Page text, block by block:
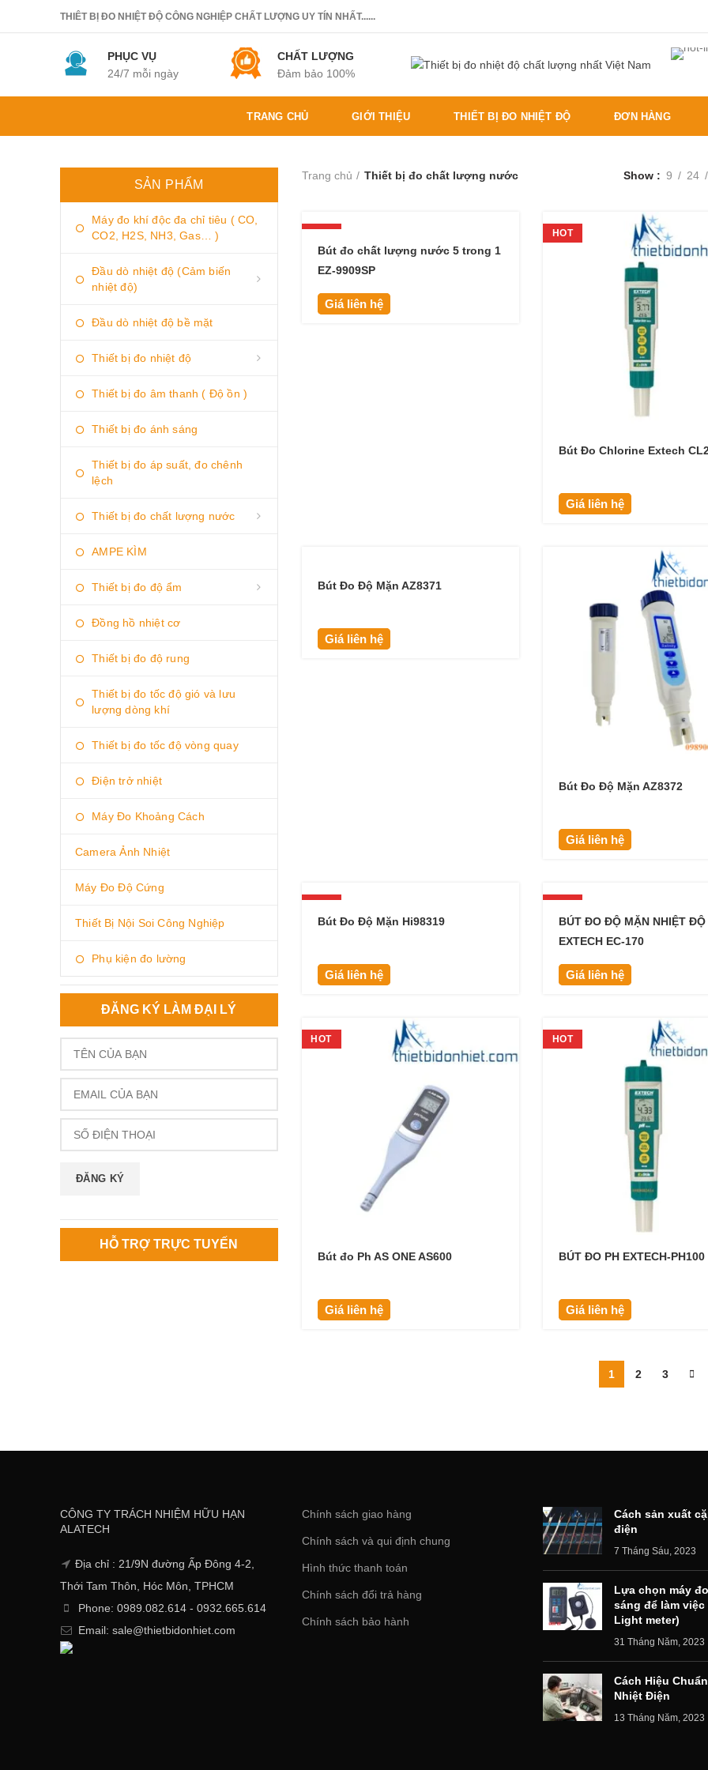
THIÊT BỊ ĐO NHIỆT ĐỘ CÔNG NGHIỆP CHẤT LƯỢNG UY TÍN NHẤT......
PHỤC VỤ
24/7 mỗi ngày
CHẤT LƯỢNG
Đảm bảo 100%
TRANG CHỦ GIỚI THIỆU THIẾT BỊ ĐO NHIỆT ĐỘ ĐƠN HÀNG
Trang chủ Thiết bị đo chất lượng nước Show 9 24
Bút đo chất lượng nước 5 trong 1
EZ-9909SP
Giá liên hệ
HOT
Bút Đo Chlorine Extech
Giá liên hệ
Bút Đo Độ Mặn AZ8371
Giá liên hệ
Bút Đo Độ Mặn AZ8372
Giá liên hệ
Bút Đo Độ Mặn Hi98319
Giá liên hệ
BÚT ĐO ĐỘ MẶN NHIỆT ĐỘ
EXTECH EC-170
Giá liên hệ
HOT
Bút đo Ph AS ONE AS600
Giá liên hệ
HOT
BÚT ĐO PH EXTECH-PH100
Giá liên hệ
1 2 3
SẢN PHẨM
Máy đo khí độc đa chỉ tiêu ( CO,
CO2, H2S, NH3, Gas… )
Đầu dò nhiệt độ (Cảm biến
nhiệt độ)
Đầu dò nhiệt độ bề mặt
Thiết bị đo nhiệt độ
Thiết bị đo âm thanh ( Độ ồn )
Thiết bị đo ánh sáng
Thiết bị đo áp suất, đo chênh
lệch
Thiết bị đo chất lượng nước
AMPE KÌM
Thiết bị đo độ ẩm
Đồng hồ nhiệt cơ
Thiết bị đo độ rung
Thiết bị đo tốc độ gió và lưu
lượng dòng khí
Thiết bị đo tốc độ vòng quay
Điện trở nhiệt
Máy Đo Khoảng Cách
Camera Ảnh Nhiệt
Máy Đo Độ Cứng
Thiết Bị Nội Soi Công Nghiệp
Phụ kiện đo lường
ĐĂNG KÝ LÀM ĐẠI LÝ
HỖ TRỢ TRỰC TUYẾN
CÔNG TY TRÁCH NHIỆM HỮU HẠN
ALATECH
Địa chỉ : 21/9N đường Ấp Đông 4-2,
Thới Tam Thôn, Hóc Môn, TPHCM
Phone: 0989.082.614 - 0932.665.614
Email: sale@thietbidonhiet.com
Chính sách giao hàng
Chính sách và qui định chung
Hình thức thanh toán
Chính sách đổi trả hàng
Chính sách bảo hành
Cách sản xuất
điện
7 Tháng Sáu, 2023
Lựa chọn máy
sáng để làm việc
Light meter)
31 Tháng Năm, 2023
Cách Hiệu
Nhiệt Điện
13 Tháng Năm, 2023